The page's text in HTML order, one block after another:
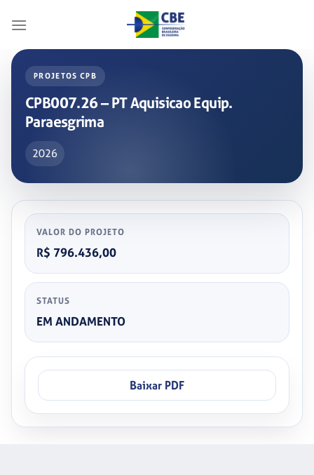
PROJETOS CPB
CPB007.26 – PT Aquisicao Equip.
Paraesgrima
2026
VALOR DO PROJETO
R$ 796.436,00
STATUS
EM ANDAMENTO
Baixar PDF